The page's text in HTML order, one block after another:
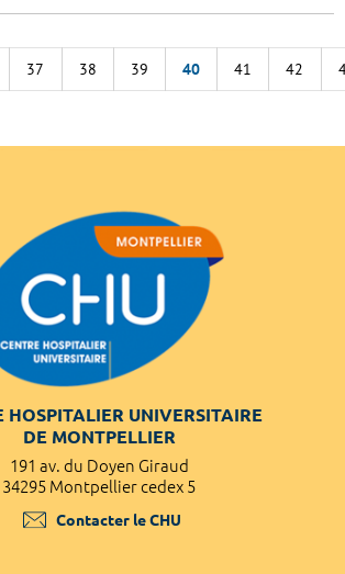
37 38 39 40 41 42
HOSPITALIER UNIVERSITAIRE
DE MONTPELLIER
191 av. du Doyen Giraud
34295 Montpellier cedex 5
Contacter le CHU